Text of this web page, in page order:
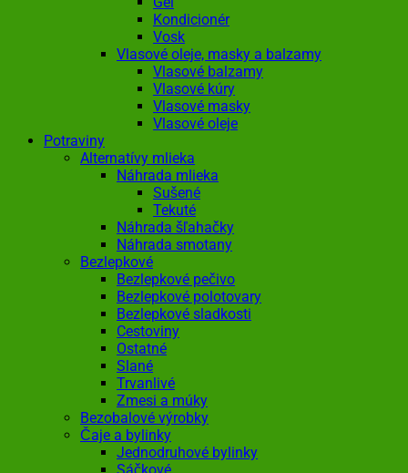
Kondicionér
Vosk
Vlasové oleje, masky a balzamy
Vlasové balzamy
Vlasové kúry
Vlasové masky
Vlasové oleje
Potraviny
Alternatívy mlieka
Náhrada mlieka
Sušené
Tekuté
Náhrada šľahačky
Náhrada smotany
Bezlepkové
Bezlepkové pečivo
Bezlepkové polotovary
Bezlepkové sladkosti
Cestoviny
Ostatné
Slané
Trvanlivé
Zmesi a múky
Bezobalové výrobky
Čaje a bylinky
Jednodruhové bylinky